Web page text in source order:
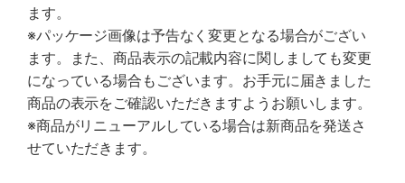
ます。
※パッケージ画像は予告なく変更となる場合がござい
ます。また、商品表示の記載内容に関しましても変更
になっている場合もございます。お手元に届きました
商品の表示をご確認いただきますようお願いします。
※商品がリニューアルしている場合は新商品を発送さ
せていただきます。